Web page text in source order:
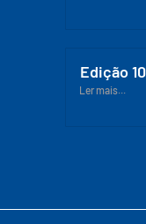
Edição
Ler mais...